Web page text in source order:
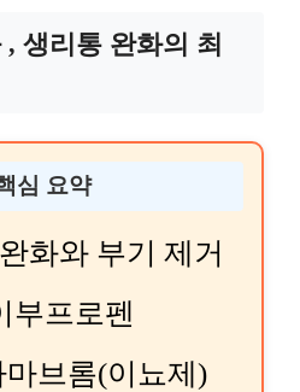
생리통 완화의 최
심 요약
화와 부기 제거
부프로펜
마브롬(이뇨제)